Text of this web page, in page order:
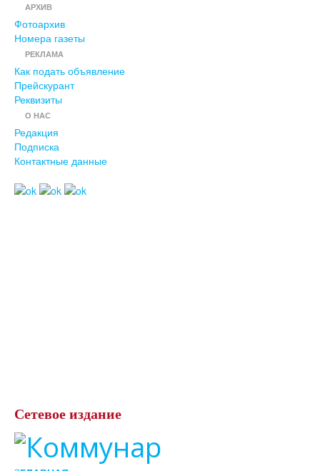
АРХИВ
Фотоархив
Номера газеты
РЕКЛАМА
Как подать объявление
Прейскурант
Реквизиты
О НАС
Редакция
Подписка
Контактные данные
Сетевое издание